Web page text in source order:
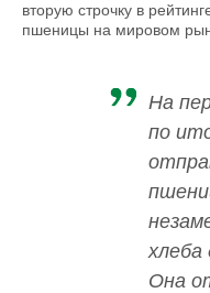
вторую строчку в
пшеницы на мировом
На
по
хлеба
Она